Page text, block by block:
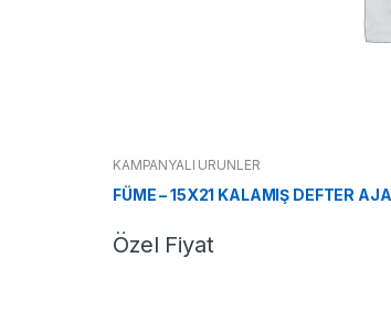
KAMPANYALI ÜRÜNLER
FÜME – 15X21 KALAMIŞ DEFTER
Özel Fiyat